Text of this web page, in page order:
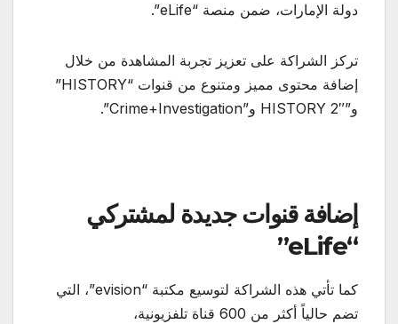
دولة الإمارات، ضمن منصة “eLife”.
تركز الشراكة على تعزيز تجربة المشاهدة من خلال
إضافة محتوى مميز ومتنوع من قنوات “HISTORY”
و”HISTORY 2″ و”Crime+Investigation”.
إضافة قنوات جديدة لمشتركي
“eLife”
كما تأتي هذه الشراكة لتوسيع مكتبة “evision”، التي
تضم حالياً أكثر من 600 قناة تلفزيونية،